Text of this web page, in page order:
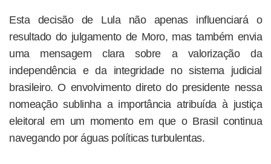
Esta decisão de Lula não apenas influenciará o
resultado do julgamento de Moro, mas também envia
uma mensagem clara sobre a valorização da
independência e da integridade no sistema judicial
brasileiro. O envolvimento direto do presidente nessa
nomeação sublinha a importância atribuída à justiça
eleitoral em um momento em que o Brasil continua
navegando por águas políticas turbulentas.